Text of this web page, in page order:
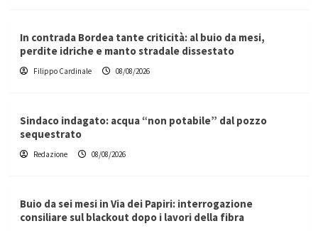
In contrada Bordea tante criticità: al buio da mesi,
perdite idriche e manto stradale dissestato
Filippo Cardinale 08/08/2026
Sindaco indagato: acqua “non potabile” dal pozzo
sequestrato
Redazione 08/08/2026
Buio da sei mesi in Via dei Papiri: interrogazione
consiliare sul blackout dopo i lavori della fibra